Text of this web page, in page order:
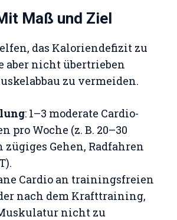
Maß und Ziel
das Kaloriendefizit zu
aber nicht übertrieben
zu vermeiden.
: 1–3 moderate Cardio-
pro Woche (z. B. 20–30
Gehen, Radfahren
Cardio an trainingsfreien
nach dem Krafttraining,
nicht zu